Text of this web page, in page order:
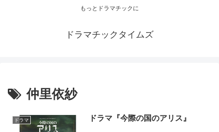
もっとドラマチックに
ドラマチックタイムズ
仲里依紗
ドラマ ドラマ『今際の国のアリス』